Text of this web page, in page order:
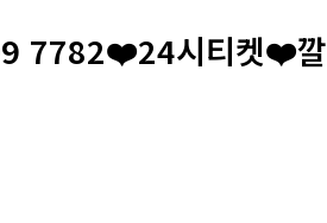
7782❤️24시티켓❤️깔